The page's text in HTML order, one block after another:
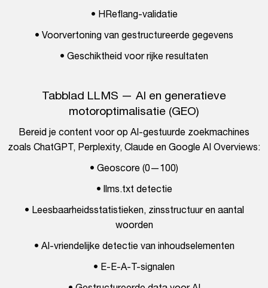
• HReflang-validatie
• Voorvertoning van gestructureerde gegevens
• Geschiktheid voor rijke resultaten
Tabblad LLMS — AI en generatieve
motoroptimalisatie (GEO)
Bereid je content voor op AI-gestuurde zoekmachines
zoals ChatGPT, Perplexity, Claude en Google AI Overviews:
• Geoscore (0—100)
• llms.txt detectie
• Leesbaarheidsstatistieken, zinsstructuur en aantal
woorden
• AI-vriendelijke detectie van inhoudselementen
• E-E-A-T-signalen